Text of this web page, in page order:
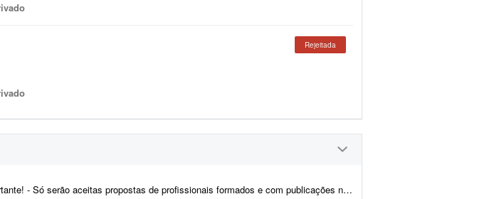
Rejeitada
Só serão aceitas propostas de profissionais formados e com publicações no assunto. Enviar portfólio (somente sobre esse tema). - A produç&a...